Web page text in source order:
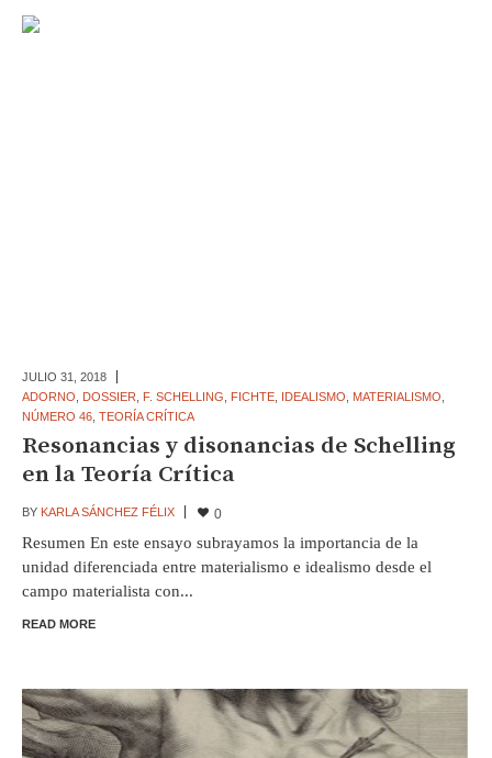
JULIO 31, 2018
ADORNO
DOSSIER F. SCHELLING FICHTE, IDEALISMO MATERIALISMO
NÚMERO 46, TEORÍA CRÍTICA
Resonancias y disonancias de Schelling
en la Teoría Crítica
BY KARLA SÁNCHEZ FÉLIX 0
Resumen En este ensayo subrayamos la importancia de la
unidad diferenciada entre materialismo e idealismo desde el
campo materialista con...
READ MORE